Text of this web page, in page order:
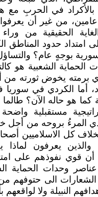
بالأكراد في الحربِ مع
من غير أن يعرفوا
الحقيقية من وراء
امتداد حدود المناطق
بوجهٍ عام؟
الحماية الشعبية هو
برمته يخوض ثورته من
أما الكردي في سوريا
كما هو حاله الآن؟
مستقبلية
المرءُ بروحه من أجل
كل الاسلاميين
والذين يعرفون لماذا
أن قوي نفوذهم على
وحدات الحماية
الشعارات الى حتوفهم
النبيلة ولا لواقعهم